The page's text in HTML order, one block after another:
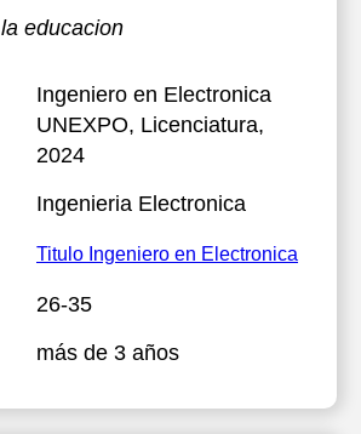
educacion
Ingeniero en Electronica
UNEXPO, Licenciatura,
2024
Ingenieria Electronica
Titulo Ingeniero en Electronica
26-35
más de 3 años